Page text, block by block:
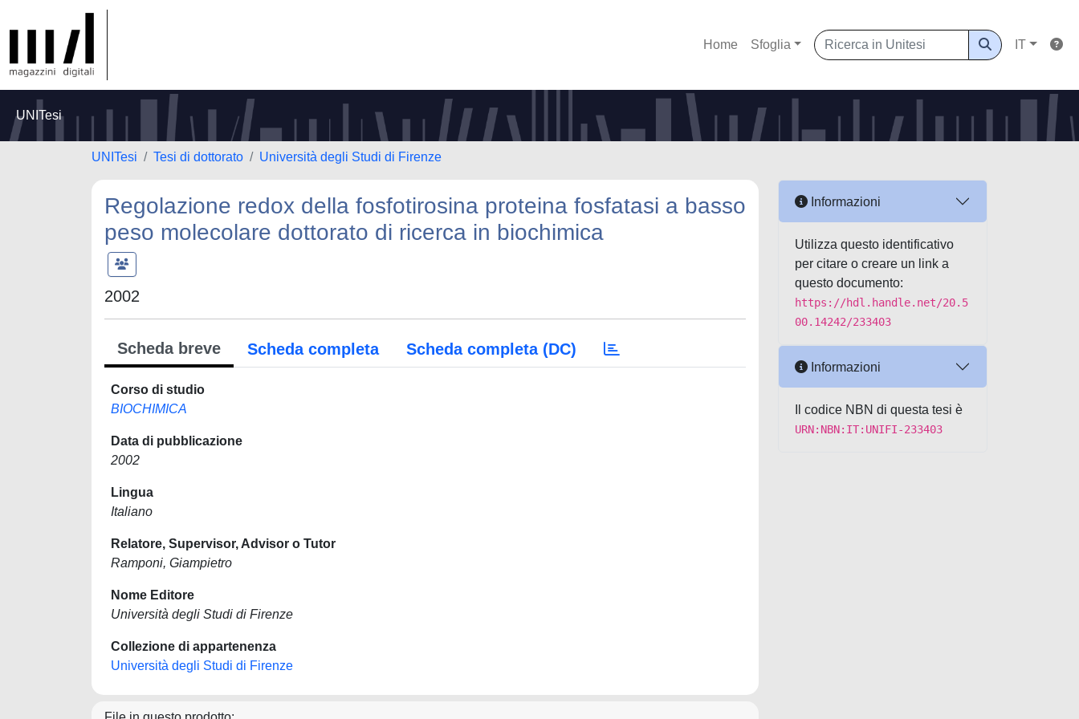
Home Sfoglia IT
UNITesi
UNITesi Tesi di dottorato Università degli Studi di Firenze
Regolazione redox della fosfotirosina proteina fosfatasi a basso
peso molecolare dottorato di ricerca in biochimica
2002
Scheda breve Scheda completa Scheda completa (DC)
Corso di studio
BIOCHIMICA
Data di pubblicazione
2002
Lingua
Italiano
Relatore, Supervisor, Advisor o Tutor
Ramponi, Giampietro
Nome Editore
Università degli Studi di Firenze
Collezione di appartenenza
Università degli Studi di Firenze
Informazioni
Utilizza questo identificativo
per citare o creare un link a
questo documento:
https://hdl.handle.net/20.5
00.14242/233403
Informazioni
Il codice NBN di questa tesi è
URN:NBN:IT:UNIFI-233403